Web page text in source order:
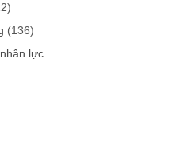
(136)
lực